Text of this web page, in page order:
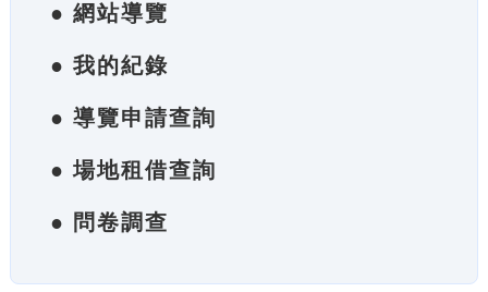
● 網站導覽
● 我的紀錄
● 導覽申請查詢
● 場地租借查詢
● 問卷調查